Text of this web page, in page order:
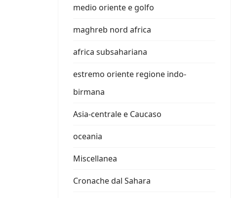
medio oriente e golfo
maghreb nord africa
africa subsahariana
estremo oriente regione indo-
birmana
Asia-centrale e Caucaso
oceania
Miscellanea
Cronache dal Sahara